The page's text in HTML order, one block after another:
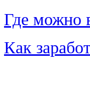
Где можно
Как